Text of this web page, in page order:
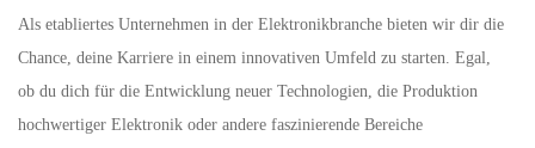
Als etabliertes Unternehmen in der Elektronikbranche bieten wir dir die
Chance, deine Karriere in einem innovativen Umfeld zu starten. Egal,
ob du dich für die Entwicklung neuer Technologien, die Produktion
hochwertiger Elektronik oder andere faszinierende Bereiche